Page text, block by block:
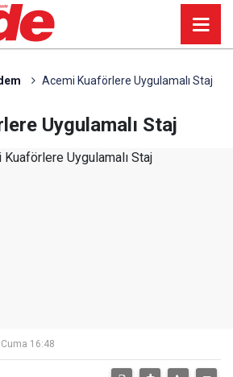
Acemi Kuaförlere Uygulamalı Staj
Uygulamalı Staj
16:48